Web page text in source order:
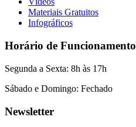
Materiais Gratuitos
Infográficos
Horário de Funcionamento
Segunda a Sexta: 8h às 17h
Sábado e Domingo: Fechado
Newsletter